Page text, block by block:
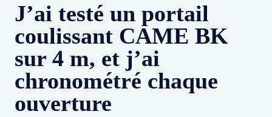
J’ai testé un portail
coulissant CAME BK
sur 4 m, et j’ai
chronométré chaque
ouverture